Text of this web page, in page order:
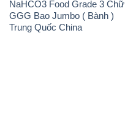
NaHCO3 Food Grade 3 Chữ
GGG Bao Jumbo ( Bành )
Trung Quốc China